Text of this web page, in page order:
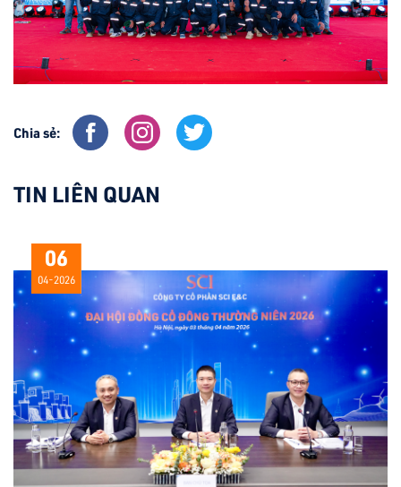
Chia sẻ:
TIN LIÊN QUAN
06
04-2026